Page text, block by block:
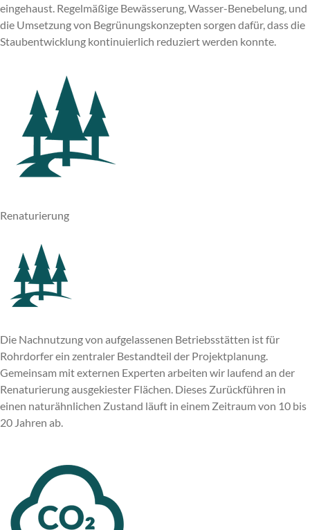
eingehaust. Regelmäßige Bewässerung, Wasser-Benebelung, und
die Umsetzung von Begrünungskonzepten sorgen dafür, dass die
Staubentwicklung kontinuierlich reduziert werden konnte.
Renaturierung
Die Nachnutzung von aufgelassenen Betriebsstätten ist für
Rohrdorfer ein zentraler Bestandteil der Projektplanung.
Gemeinsam mit externen Experten arbeiten wir laufend an der
Renaturierung ausgekiester Flächen. Dieses Zurückführen in
einen naturähnlichen Zustand läuft in einem Zeitraum von 10 bis
20 Jahren ab.